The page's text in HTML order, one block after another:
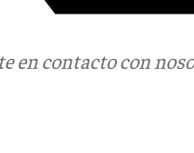
en contacto con